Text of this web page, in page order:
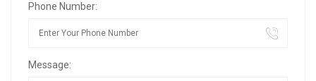
Phone Number:
Message: